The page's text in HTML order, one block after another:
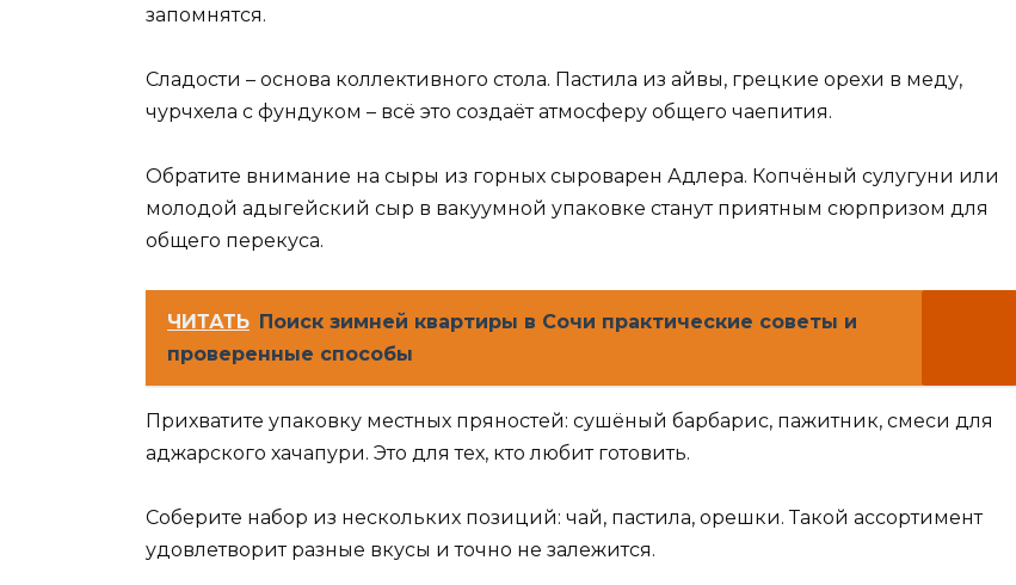
запомнятся.
Сладости – основа коллективного стола. Пастила из айвы, грецкие орехи в меду,
чурчхела с фундуком – всё это создаёт атмосферу общего чаепития.
Обратите внимание на сыры из горных сыроварен Адлера. Копчёный сулугуни или
молодой адыгейский сыр в вакуумной упаковке станут приятным сюрпризом для
общего перекуса.
ЧИТАТЬ Поиск зимней квартиры в Сочи практические советы и
проверенные способы
Прихватите упаковку местных пряностей: сушёный барбарис, пажитник, смеси для
аджарского хачапури. Это для тех, кто любит готовить.
Соберите набор из нескольких позиций: чай, пастила, орешки. Такой ассортимент
удовлетворит разные вкусы и точно не залежится.